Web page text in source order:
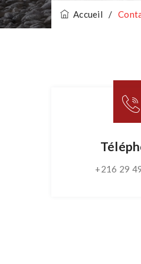
Accueil /
+216 29